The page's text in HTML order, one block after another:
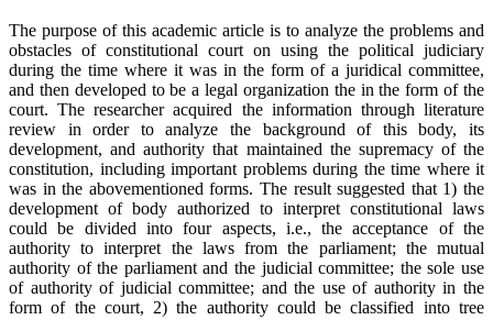
The purpose of this academic article is to analyze the problems and
obstacles of constitutional court on using the political judiciary
during the time where it was in the form of a juridical committee,
and then developed to be a legal organization the in the form of the
court. The researcher acquired the information through literature
review in order to analyze the background of this body, its
development, and authority that maintained the supremacy of the
constitution, including important problems during the time where it
was in the abovementioned forms. The result suggested that 1) the
development of body authorized to interpret constitutional laws
could be divided into four aspects, i.e., the acceptance of the
authority to interpret the laws from the parliament; the mutual
authority of the parliament and the judicial committee; the sole use
of authority of judicial committee; and the use of authority in the
form of the court, 2) the authority could be classified into tree